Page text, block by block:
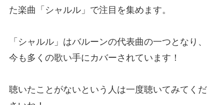
た楽曲「シャルル」で注目を集めます。
「シャルル」はバルーンの代表曲の一つとなり、
今も多くの歌い手にカバーされています！
聴いたことがないという人は一度聴いてみてくだ